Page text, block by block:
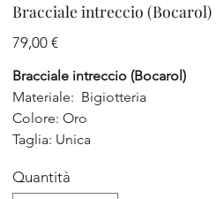
Bracciale intreccio (Bocarol)
Prezzo
79,00 €
Bracciale intreccio (Bocarol)
Materiale: Bigiotteria
Colore: Oro
Taglia: Unica
Quantità